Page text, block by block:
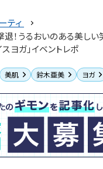
ティ
退！うるおいのある美し
スヨガ」イベントレポ
美肌 鈴木亜美 ヨガ